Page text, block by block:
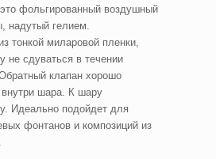
фольгированный воздушный
надутый гелием.
тонкой миларовой пленки,
не сдуваться в течении
клапан хорошо
шара. К шару
Идеально подойдет для
фонтанов и композиций из